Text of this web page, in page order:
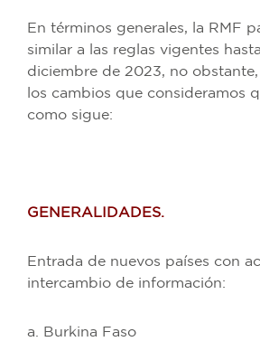
En términos generales, la RMF
similar a las reglas vigentes
diciembre de 2023, no
los cambios que consideramos
como sigue:
GENERALIDADES.
Entrada de nuevos países con
intercambio de información:
a. Burkina Faso